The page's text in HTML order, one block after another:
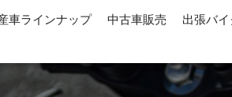
車ラインナップ 中古車販売 出張バ